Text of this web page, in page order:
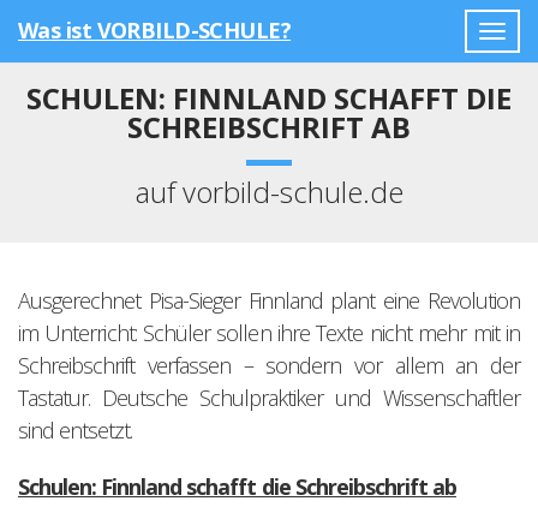
Was ist VORBILD-SCHULE?
SCHULEN: FINNLAND SCHAFFT DIE
SCHREIBSCHRIFT AB
auf vorbild-schule.de
Ausgerechnet Pisa-Sieger Finnland plant eine Revolution
im Unterricht: Schüler sollen ihre Texte nicht mehr mit in
Schreibschrift verfassen – sondern vor allem an der
Tastatur. Deutsche Schulpraktiker und Wissenschaftler
sind entsetzt.
Schulen: Finnland schafft die Schreibschrift ab